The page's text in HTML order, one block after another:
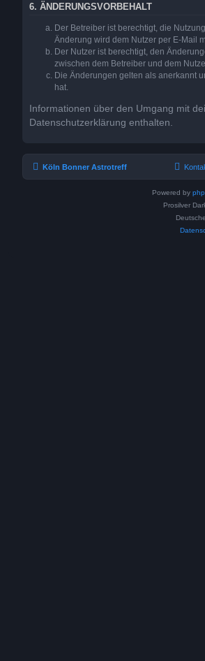
6. ÄNDERUNGSVORBEHALT
Der Betreiber ist berechtigt, die
Änderung wird dem Nutzer per E-Mail
Der Nutzer ist berechtigt, den
zwischen dem Betreiber und dem
Die Änderungen gelten als anerkannt
hat.
Informationen über den Umgang mit
Datenschutzerklärung enthalten.
Köln Bonner Astrotreff
Powered by
Prosilver